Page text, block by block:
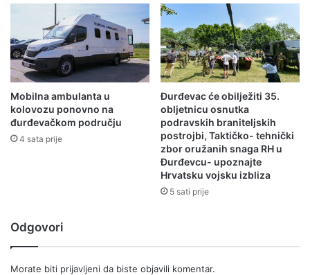
Mobilna ambulanta u
kolovozu ponovno na
đurđevačkom području
4 sata prije
Đurđevac će obilježiti 35.
obljetnicu osnutka
podravskih braniteljskih
postrojbi, Taktičko- tehnički
zbor oružanih snaga RH u
Đurđevcu- upoznajte
Hrvatsku vojsku izbliza
5 sati prije
Odgovori
Morate biti prijavljeni da biste objavili komentar.